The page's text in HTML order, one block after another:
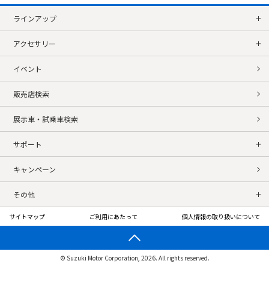
ラインアップ
アクセサリー
イベント
販売店検索
展示車・試乗車検索
サポート
キャンペーン
その他
サイトマップ ご利用にあたって 個人情報の取り扱いについて
© Suzuki Motor Corporation, 2026. All rights reserved.